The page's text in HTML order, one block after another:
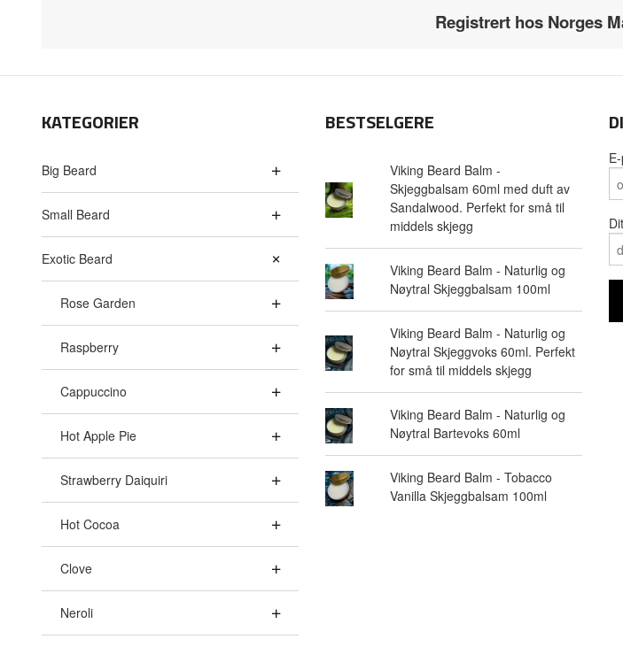
Registrert hos Norges
KATEGORIER
Big Beard
Small Beard
Exotic Beard
Rose Garden
Raspberry
Cappuccino
Hot Apple Pie
Strawberry Daiquiri
Hot Cocoa
Clove
Neroli
BESTSELGERE
Viking Beard Balm -
Skjeggbalsam 60ml med duft av
Sandalwood. Perfekt for små til
middels skjegg
Viking Beard Balm - Naturlig og
Nøytral Skjeggbalsam 100ml
Viking Beard Balm - Naturlig og
Nøytral Skjeggvoks 60ml. Perfekt
for små til middels skjegg
Viking Beard Balm - Naturlig og
Nøytral Bartevoks 60ml
Viking Beard Balm - Tobacco
Vanilla Skjeggbalsam 100ml